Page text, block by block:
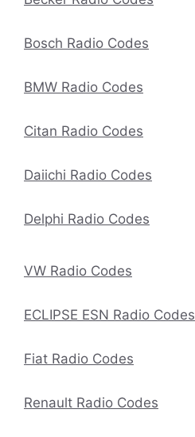
Bosch Radio Codes
BMW Radio Codes
Citan Radio Codes
Daiichi Radio Codes
Delphi Radio Codes
VW Radio Codes
ECLIPSE ESN Radio Codes
Fiat Radio Codes
Renault Radio Codes